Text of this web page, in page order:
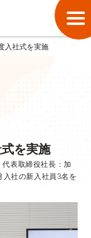
入社式を実施
を実施
表取締役社長：加
社の新入社員3名を